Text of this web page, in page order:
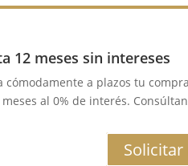
12 meses sin intereses
cómodamente a plazos tu
al 0% de interés.